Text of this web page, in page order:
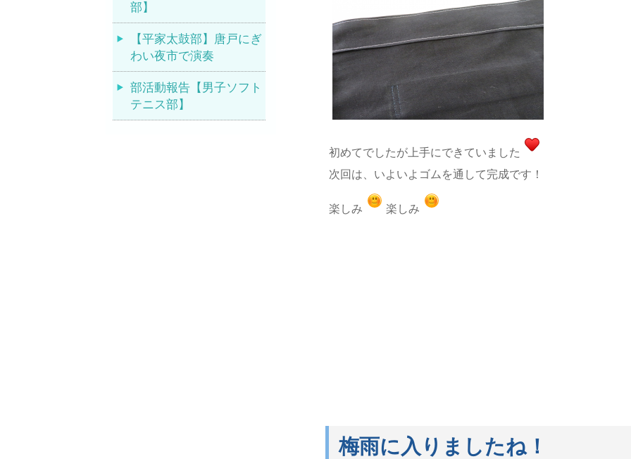
初めてでしたが上手にできていました
次回は、いよいよゴムを通して完成です！
楽しみ 楽しみ
梅雨に入りましたね！
部】
【平家太鼓部】唐戸にぎ
わい夜市で演奏
部活動報告【男子ソフト
テニス部】